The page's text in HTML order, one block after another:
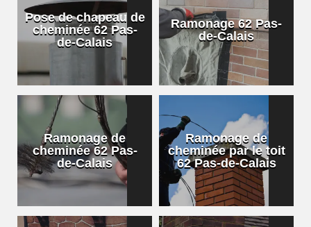
Pose de chapeau de
cheminée 62 Pas-
de-Calais
Ramonage 62 Pas-
de-Calais
Ramonage de
cheminée 62 Pas-
de-Calais
Ramonage de
cheminée par le toit
62 Pas-de-Calais